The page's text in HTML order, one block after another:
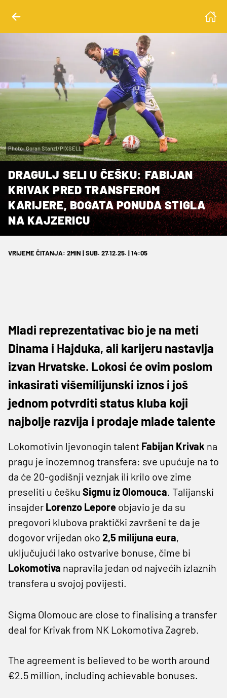
Photo: Goran Stanzl/PIXSELL
DRAGULJ SELI U ČEŠKU: FABIJAN
KRIVAK PRED TRANSFEROM
KARIJERE, BOGATA PONUDA STIGLA
NA KAJZERICU
VRIJEME ČITANJA: 2MIN | SUB. 27.12.25. | 14:05
Mladi reprezentativac bio je na meti
Dinama i Hajduka, ali karijeru nastavlja
izvan Hrvatske. Lokosi će ovim poslom
inkasirati višemilijunski iznos i još
jednom potvrditi status kluba koji
najbolje razvija i prodaje mlade talente
Lokomotivin ljevonogin talent Fabijan Krivak na
pragu je inozemnog transfera: sve upućuje na to
da će 20-godišnji veznjak ili krilo ove zime
preseliti u češku Sigmu iz Olomouca. Talijanski
insajder Lorenzo Lepore objavio je da su
pregovori klubova praktički završeni te da je
dogovor vrijedan oko 2,5 milijuna eura,
uključujući lako ostvarive bonuse, čime bi
Lokomotiva napravila jedan od najvećih izlaznih
transfera u svojoj povijesti.
Sigma Olomouc are close to finalising a transfer
deal for Krivak from NK Lokomotiva Zagreb.
The agreement is believed to be worth around
€2.5 million, including achievable bonuses.